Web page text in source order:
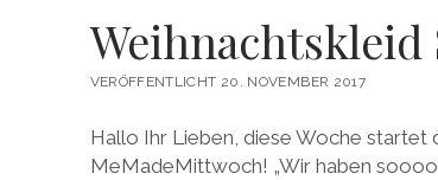
Weihnachtskleid
VERÖFFENTLICHT 20. NOVEMBER 2017
Hallo Ihr Lieben, diese Woche startet
MeMadeMittwoch! „Wir haben